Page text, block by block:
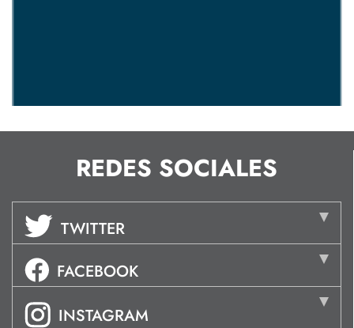
REDES SOCIALES
TWITTER
FACEBOOK
INSTAGRAM